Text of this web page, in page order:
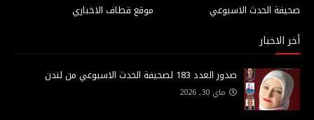
موقع قطاف الاخباري
صحيفة الحدث الاسبوعي
أخر الاخبار
صدور العدد 183 لصحيفة الحدث الاسبوعي من لندن
ماي 30, 2026